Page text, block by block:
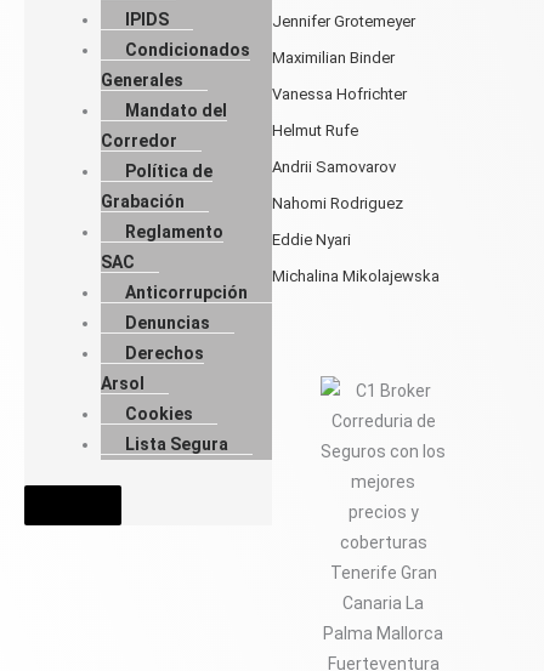
IPIDS
Condicionados
Generales
Mandato del
Corredor
Política de
Grabación
Reglamento
SAC
Anticorrupción
Denuncias
Derechos
Arsol
Cookies
Lista Segura
Jennifer Grotemeyer
Maximilian Binder
Vanessa Hofrichter
Helmut Rufe
Andrii Samovarov
Nahomi Rodriguez
Eddie Nyari
Michalina Mikolajewska